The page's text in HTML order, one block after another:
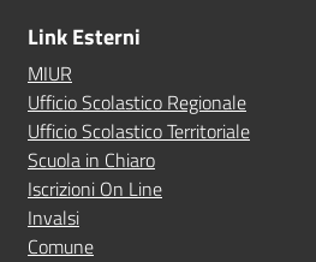
Link Esterni
MIUR
Ufficio Scolastico Regionale
Ufficio Scolastico Territoriale
Scuola in Chiaro
Iscrizioni On Line
Invalsi
Comune